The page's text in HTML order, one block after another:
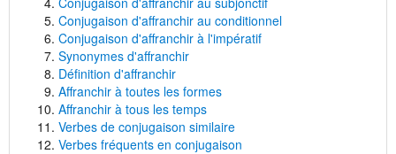
Conjugaison d'affranchir au conditionnel
Conjugaison d'affranchir à l'impératif
Synonymes d'affranchir
Définition d'affranchir
Affranchir à toutes les formes
Affranchir à tous les temps
Verbes de conjugaison similaire
Verbes fréquents en conjugaison